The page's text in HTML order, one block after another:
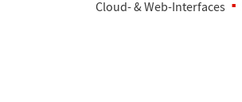
Cloud- & Web-Interfaces